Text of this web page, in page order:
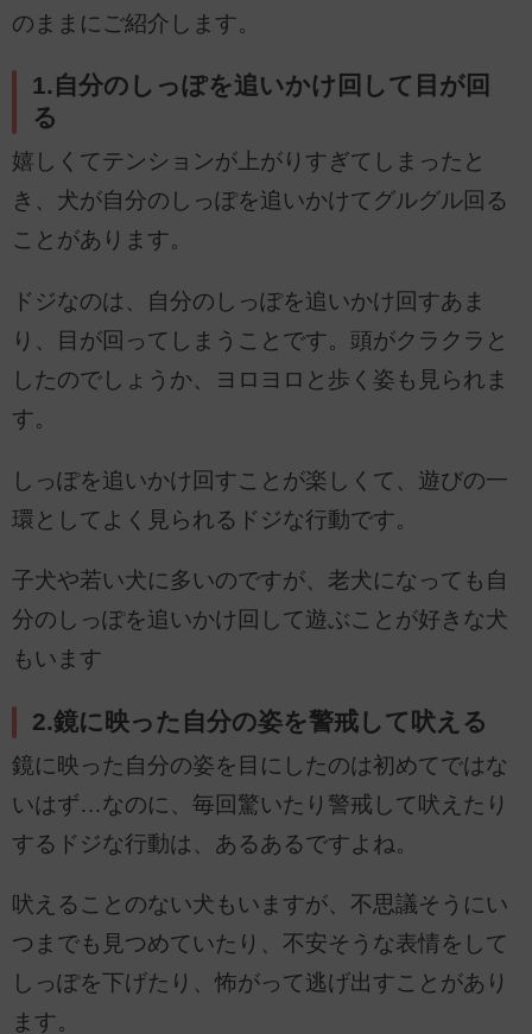
のままにご紹介します。
1.自分のしっぽを追いかけ回して目が回
る
嬉しくてテンションが上がりすぎてしまったと
き、犬が自分のしっぽを追いかけてグルグル回る
ことがあります。
ドジなのは、自分のしっぽを追いかけ回すあま
り、目が回ってしまうことです。頭がクラクラと
したのでしょうか、ヨロヨロと歩く姿も見られま
す。
しっぽを追いかけ回すことが楽しくて、遊びの一
環としてよく見られるドジな行動です。
子犬や若い犬に多いのですが、老犬になっても自
分のしっぽを追いかけ回して遊ぶことが好きな犬
もいます
2.鏡に映った自分の姿を警戒して吠える
鏡に映った自分の姿を目にしたのは初めてではな
いはず…なのに、毎回驚いたり警戒して吠えたり
するドジな行動は、あるあるですよね。
吠えることのない犬もいますが、不思議そうにい
つまでも見つめていたり、不安そうな表情をして
しっぽを下げたり、怖がって逃げ出すことがあり
ます。